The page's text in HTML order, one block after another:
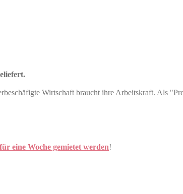
Wirtschaft braucht ihre Arbeitskraft. Als
für eine Woche gemietet werden!